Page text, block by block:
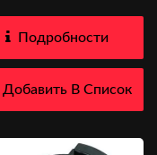
Подробности
Добавить В Список